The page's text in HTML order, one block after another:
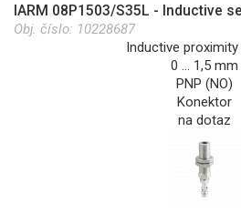
IARM 08P1503/S35L - Inductive
Obj. číslo: 10228687
Inductive
0 … 1,5 mm
PNP (NO)
Konektor
na dotaz